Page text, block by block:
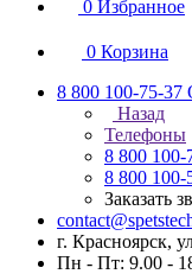
0 Избранное
0 Корзина
8 800 100-75-37
Назад
Телефоны
8 800 100-
8 800 100-
Заказать
г. Красноярск,
Пн - Пт: 9.00 -